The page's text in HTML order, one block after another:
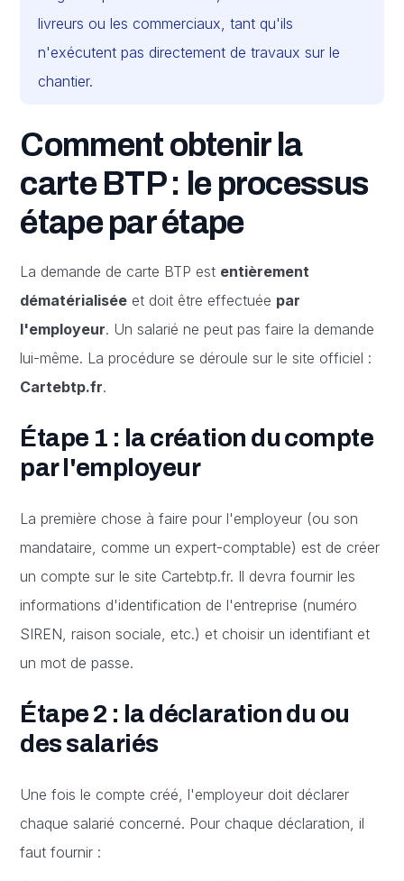
livreurs ou les commerciaux, tant qu'ils
n'exécutent pas directement de travaux sur le
chantier.
Comment obtenir la
carte BTP : le processus
étape par étape
La demande de carte BTP est entièrement
dématérialisée et doit être effectuée par
l'employeur. Un salarié ne peut pas faire la demande
lui-même. La procédure se déroule sur le site officiel :
Cartebtp.fr.
Étape 1 : la création du compte
par l'employeur
La première chose à faire pour l'employeur (ou son
mandataire, comme un expert-comptable) est de créer
un compte sur le site Cartebtp.fr. Il devra fournir les
informations d'identification de l'entreprise (numéro
SIREN, raison sociale, etc.) et choisir un identifiant et
un mot de passe.
Étape 2 : la déclaration du ou
des salariés
Une fois le compte créé, l'employeur doit déclarer
chaque salarié concerné. Pour chaque déclaration, il
faut fournir :